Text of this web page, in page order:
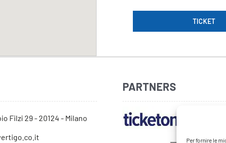
Per fornire le
TICKET
Filzi 29 - 20124 - Milano
PARTNERS